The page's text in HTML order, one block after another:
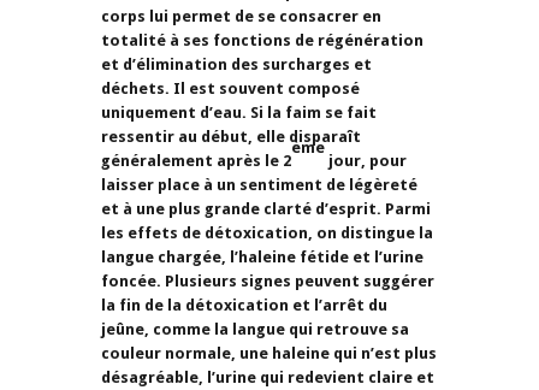
corps lui permet de se consacrer en
totalité à ses fonctions de régénération
et d’élimination des surcharges et
déchets. Il est souvent composé
uniquement d’eau. Si la faim se fait
ressentir au début, elle disparaît
généralement après le 2
ème
jour, pour
laisser place à un sentiment de légèreté
et à une plus grande clarté d’esprit. Parmi
les effets de détoxication, on distingue la
langue chargée, l’haleine fétide et l’urine
foncée. Plusieurs signes peuvent suggérer
la fin de la détoxication et l’arrêt du
jeûne, comme la langue qui retrouve sa
couleur normale, une haleine qui n’est plus
désagréable, l’urine qui redevient claire et